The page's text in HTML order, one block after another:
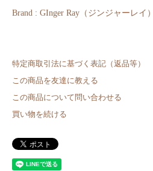
Brand : GInger Ray（ジンジャーレイ）
特定商取引法に基づく表記（返品等）
この商品を友達に教える
この商品について問い合わせる
買い物を続ける